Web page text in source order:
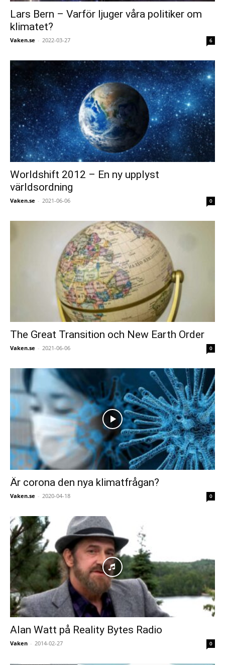
Lars Bern – Varför ljuger våra politiker om
klimatet?
Vaken.se - 2022-03-27 6
Worldshift 2012 – En ny upplyst
världsordning
Vaken.se - 2021-06-06 0
The Great Transition och New Earth Order
Vaken.se - 2021-06-06 0
Är corona den nya klimatfrågan?
Vaken.se - 2020-04-18 0
Alan Watt på Reality Bytes Radio
Vaken - 2014-02-27 0